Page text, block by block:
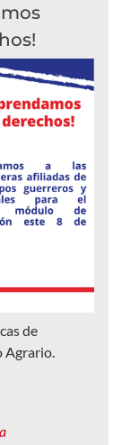
de
Agrario.